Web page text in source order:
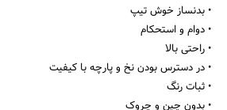
• بدنساز خوش تیپ
• دوام و استحکام
• راحتی بالا
• در دسترس بودن نخ و پارچه با کیفیت
• ثبات رنگ
• بدون چین و چروک